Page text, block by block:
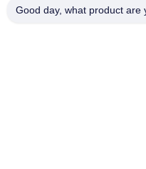
Good day, what product are